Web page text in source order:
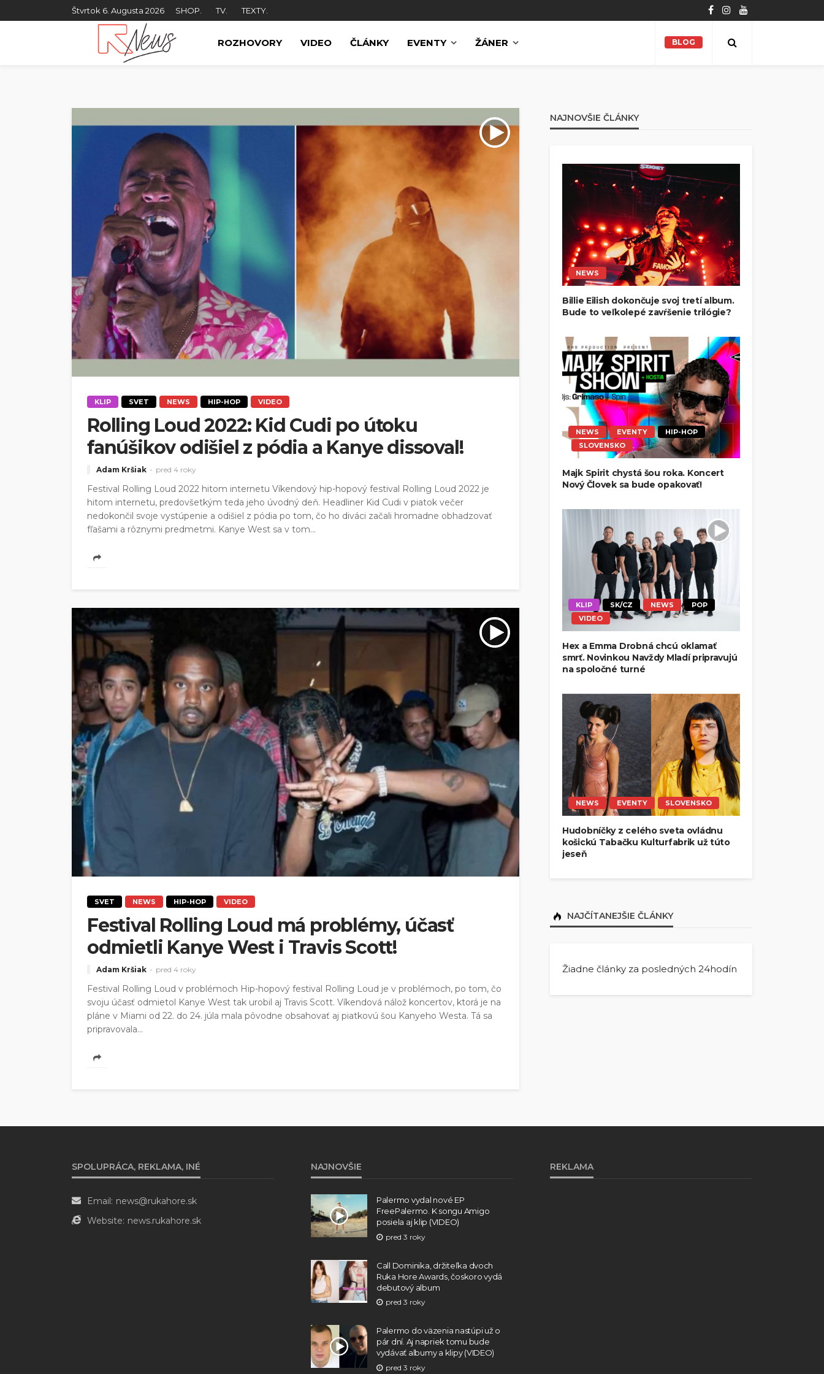
Štvrtok 6. Augusta 2026 SHOP. TV. TEXTY.
ROZHOVORY VIDEO ČLÁNKY EVENTY ŽÁNER BLOG
KLIP SVET NEWS HIP-HOP VIDEO
Rolling Loud 2022: Kid Cudi po útoku
fanúšikov odišiel z pódia a Kanye dissoval!
Adam Kršiak pred 4 roky
Festival Rolling Loud 2022 hitom internetu Víkendový hip-hopový festival Rolling Loud 2022 je
hitom internetu, predovšetkým teda jeho úvodný deň. Headliner Kid Cudi v piatok večer
nedokončil svoje vystúpenie a odišiel z pódia po tom, čo ho diváci začali hromadne obhadzovať
fľašami a rôznymi predmetmi. Kanye West sa v tom...
SVET NEWS HIP-HOP VIDEO
Festival Rolling Loud má problémy, účasť
odmietli Kanye West i Travis Scott!
Adam Kršiak pred 4 roky
Festival Rolling Loud v problémoch Hip-hopový festival Rolling Loud je v problémoch, po tom, čo
svoju účasť odmietol Kanye West tak urobil aj Travis Scott. Víkendová nálož koncertov, ktorá je na
pláne v Miami od 22. do 24. júla mala pôvodne obsahovať aj piatkovú šou Kanyeho Westa. Tá sa
pripravovala...
NAJNOVŠIE ČLÁNKY
NEWS
Billie Eilish dokončuje svoj tretí album.
Bude to veľkolepé zavŕšenie trilógie?
NEWS EVENTY
HIP-HOP
SLOVENSKO
Majk Spirit chystá šou roka. Koncert
Nový Človek sa bude opakovať!
KLIP SK/CZ NEWS
POP
VIDEO
Hex a Emma Drobná chcú oklamať
smrť. Novinkou Navždy Mladí pripravujú
na spoločné turné
NEWS EVENTY SLOVENSKO
Hudobníčky z celého sveta ovládnu
košickú Tabačku Kulturfabrik už túto
jeseň
NAJČÍTANEJŠIE ČLÁNKY
Žiadne články za posledných 24hodín
SPOLUPRÁCA, REKLAMA, INÉ
Email: news@rukahore.sk
Website: news.rukahore.sk
NAJNOVŠIE
Palermo vydal nové EP
FreePalermo. K songu Amigo
posiela aj klip (VIDEO)
pred 3 roky
Call Dominika, držiteľka dvoch
Ruka Hore Awards, čoskoro vydá
debutový album
pred 3 roky
Palermo do väzenia nastúpi už o
pár dní. Aj napriek tomu bude
vydávať albumy a klipy (VIDEO)
pred 3 roky
REKLAMA